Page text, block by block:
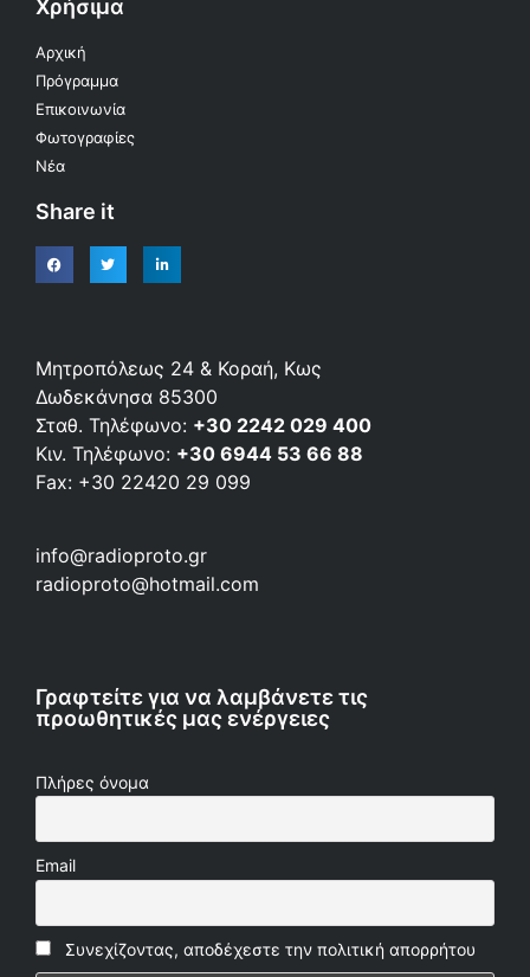
Χρήσιμα
Αρχική
Πρόγραμμα
Επικοινωνία
Φωτογραφίες
Νέα
Share it
Μητροπόλεως 24 & Κοραή, Κως
Δωδεκάνησα 85300
Σταθ. Τηλέφωνο: +30 2242 029 400
Κιν. Τηλέφωνο: +30 6944 53 66 88
Fax: +30 22420 29 099
info@radioproto.gr
radioproto@hotmail.com
Γραφτείτε για να λαμβάνετε τις
προωθητικές μας ενέργειες
Πλήρες όνομα
Email
Συνεχίζοντας, αποδέχεστε την πολιτική απορρήτου